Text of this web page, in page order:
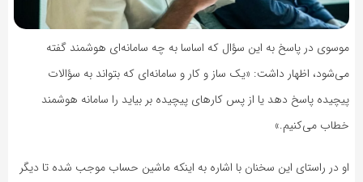
موسوی در پاسخ به این سؤال که اساسا به چه سامانه‌ای هوشمند گفته
می‌شود، اظهار داشت: «یک ساز و کار و سامانه‌ای که بتواند به سؤالات
پیچیده پاسخ دهد یا از پس کارهای پیچیده بر بیاید را سامانه هوشمند
خطاب می‌کنیم.»
او در راستای این سخنان با اشاره به اینکه ماشین حساب موجب شده تا دیگر